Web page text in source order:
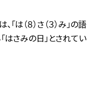
「は（８）さ（３）み」の語
はさみの日」とされてい